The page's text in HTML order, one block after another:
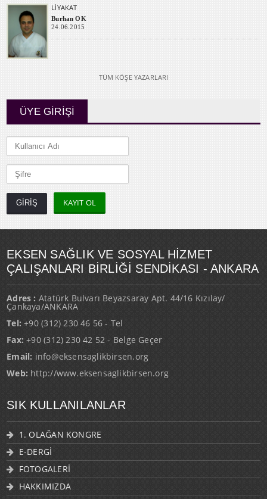
LİYAKAT
Burhan OK
24.06.2015
TÜM KÖŞE YAZARLARI
ÜYE GİRİŞİ
KAYIT OL
EKSEN SAĞLIK VE SOSYAL HİZMET
ÇALIŞANLARI BİRLİĞİ SENDİKASI - ANKARA
Adres : Atatürk Bulvarı Beyazsaray Apt. 44/16 Kızılay/
Çankaya/ANKARA
Tel: +90 (312) 230 46 56 - Tel
Fax: +90 (312) 230 42 52 - Belge Geçer
Email: info@eksensaglikbirsen.org
Web: http://www.eksensaglikbirsen.org
SIK KULLANILANLAR
1. OLAĞAN KONGRE
E-DERGİ
FOTOGALERİ
HAKKIMIZDA